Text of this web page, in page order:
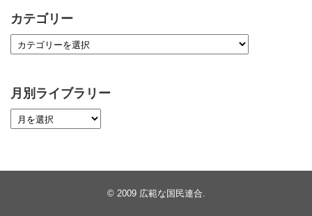
カテゴリー
月別ライブラリー
© 2009 広範な国民連合